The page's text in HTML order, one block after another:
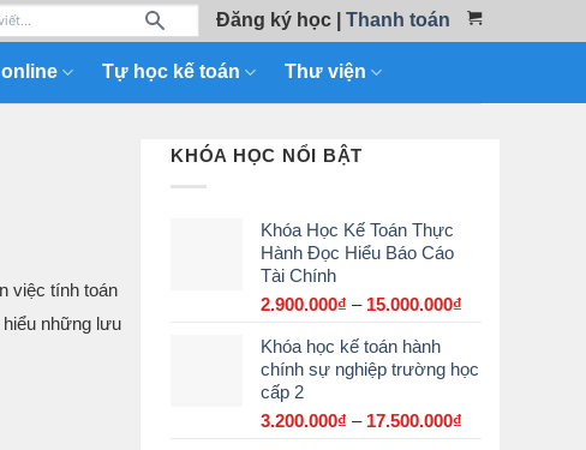
Đăng ký học| Thanh toán
Tự học kế toán Thư viện
việc tính toán
những lưu
KHÓA HỌC NỔI BẬT
Khóa Học Kế Toán Thực
Hành Đọc Hiểu Báo Cáo
Tài Chính
2.900.000₫ – 15.000.000₫
2.900.000₫
Khóa học kế toán hành
chính sự nghiệp trường học
cấp 2
3.200.000₫ – 17.500.000₫